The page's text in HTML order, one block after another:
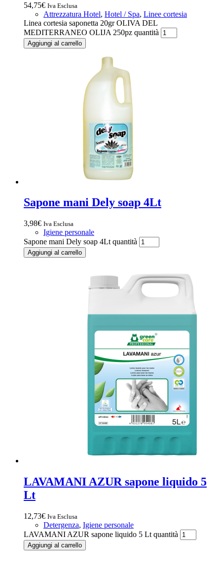
54,75€ Iva Esclusa
Attrezzatura Hotel, Hotel / Spa, Linee cortesia
Linea cortesia saponetta 20gr OLIVA DEL
MEDITERRANEO OLIJA 250pz quantità
Aggiungi al carrello
Sapone mani Dely soap 4Lt
3,98€ Iva Esclusa
Igiene personale
Sapone mani Dely soap 4Lt quantità
Aggiungi al carrello
LAVAMANI AZUR sapone liquido 5
Lt
12,73€ Iva Esclusa
Detergenza, Igiene personale
LAVAMANI AZUR sapone liquido 5 Lt quantità
Aggiungi al carrello